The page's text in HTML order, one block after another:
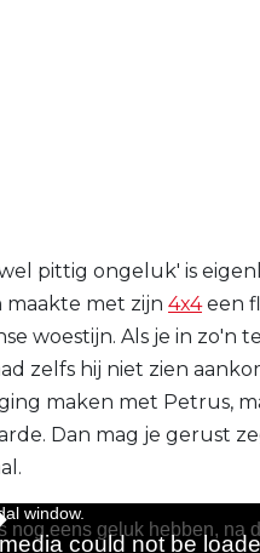
pittig ongeluk' is
maakte met zijn 4x4een
woestijn. Als je in
zelfs hij niet zien
maken met Petrus,
Dan mag je gerust